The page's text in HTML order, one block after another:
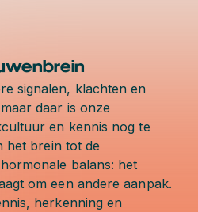
signalen, klachten en
daar is onze
en kennis nog te
het brein tot de
balans: het
om een andere aanpak.
herkenning en